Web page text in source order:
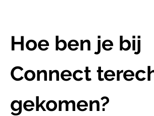
Hoe ben je bij
Connect
gekomen?